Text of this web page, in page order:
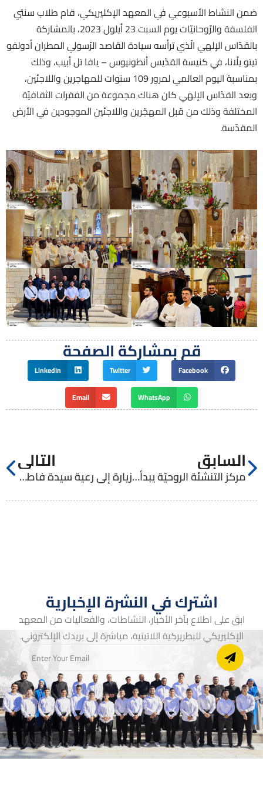
ضمن النشاط الأسبوعي في المعهد الإكليريكي، قام طلاب سنتي
الفلسفة والرّوحانيّات يوم السبت 23 أيلول 2023، بالمشاركة
بالقدّاس الإلهي الّذي ترأسه سيادة القاصد الرّسولي المطران أدولفو
تيتو يلّانا، في كنيسة القدّيس أنطونيوس – يافا تل أبيب، وذلك
بمناسبة اليوم العالمي لمرور 109 سنوات للمهاجرين واللاجئين،
وبعد القدّاس الإلهي كان هناك مجموعة من الفقرات الثقافيّة
المختلفة وذلك من قبل المهجّرين واللاجئين الموجودين في الأرض
المقدّسة.
قم بمشاركة الصفحة
Facebook
Twitter
LinkedIn
WhatsApp
Email
السابق
مركز التنشئة الروحيّة يبدأ أولى محاضراته
التالي
زيارة إلى رعية سيدة فاطيما في بيت ساحور
اشترك في النشرة الإخبارية
ابقَ على اطلاع بآخر الأخبار، النشاطات، والفعاليات من المعهد
الإكليريكي للبطريركية اللاتينية، مباشرة إلى بريدك الإلكتروني.